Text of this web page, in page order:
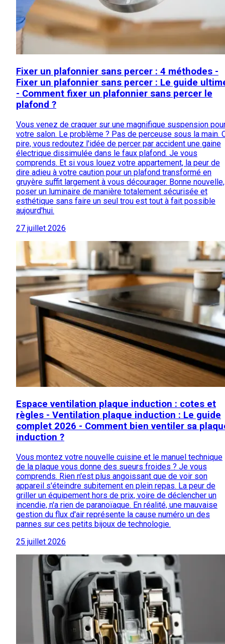
Fixer un plafonnier sans percer : 4 méthodes -
Fixer un plafonnier sans percer : Le guide
- Comment fixer un plafonnier sans percer le
plafond ?
Vous venez de craquer sur une magnifique suspension
votre salon. Le problème ? Pas de perceuse sous la main.
pire, vous redoutez l'idée de percer par accident une gaine
électrique dissimulée dans le faux plafond. Je vous
comprends. Et si vous louez votre appartement, la peur de
dire adieu à votre caution pour un plafond transformé en
gruyère suffit largement à vous décourager. Bonne nouvelle,
poser un luminaire de manière totalement sécurisée et
esthétique sans faire un seul trou est tout à fait possible
aujourd'hui.
27 juillet 2026
Espace ventilation plaque induction : cotes et
règles - Ventilation plaque induction : Le guide
complet 2026 - Comment bien ventiler sa
induction ?
Vous montez votre nouvelle cuisine et le manuel technique
de la plaque vous donne des sueurs froides ? Je vous
comprends. Rien n'est plus angoissant que de voir son
appareil s'éteindre subitement en plein repas. La peur de
griller un équipement hors de prix, voire de déclencher un
incendie, n'a rien de paranoïaque. En réalité, une mauvaise
gestion du flux d'air représente la cause numéro un des
pannes sur ces petits bijoux de technologie.
25 juillet 2026